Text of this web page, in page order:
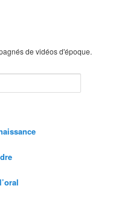
de vidéos d'époque.